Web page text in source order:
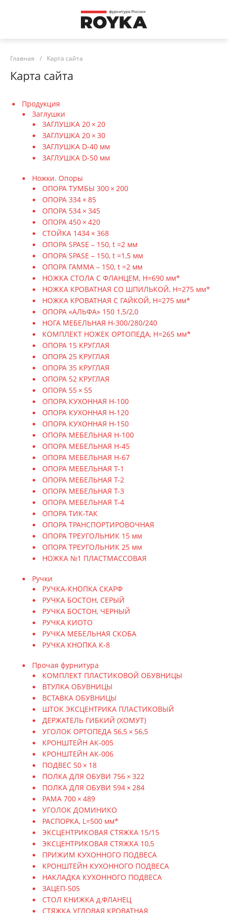
Главная / Карта сайта
Карта сайта
Продукция
Заглушки
ЗАГЛУШКА 20 × 20
ЗАГЛУШКА 20 × 30
ЗАГЛУШКА D-40 мм
ЗАГЛУШКА D-50 мм
Ножки. Опоры
ОПОРА ТУМБЫ 300 × 200
ОПОРА 334 × 85
ОПОРА 534 × 345
ОПОРА 450 × 420
СТОЙКА 1434 × 368
ОПОРА SPASE – 150, t =2 мм
ОПОРА SPASE – 150, t =1,5 мм
ОПОРА ГАММА – 150, t =2 мм
НОЖКА СТОЛА С ФЛАНЦЕМ, H=690 мм*
НОЖКА КРОВАТНАЯ СО ШПИЛЬКОЙ, H=275 мм*
НОЖКА КРОВАТНАЯ С ГАЙКОЙ, H=275 мм*
ОПОРА «АЛЬФА» 150 1,5/2,0
НОГА МЕБЕЛЬНАЯ Н-300/280/240
КОМПЛЕКТ НОЖЕК ОРТОПЕДА, H=265 мм*
ОПОРА 15 КРУГЛАЯ
ОПОРА 25 КРУГЛАЯ
ОПОРА 35 КРУГЛАЯ
ОПОРА 52 КРУГЛАЯ
ОПОРА 55 × 55
ОПОРА КУХОННАЯ Н-100
ОПОРА КУХОННАЯ Н-120
ОПОРА КУХОННАЯ Н-150
ОПОРА МЕБЕЛЬНАЯ Н-100
ОПОРА МЕБЕЛЬНАЯ Н-45
ОПОРА МЕБЕЛЬНАЯ Н-67
ОПОРА МЕБЕЛЬНАЯ Т-1
ОПОРА МЕБЕЛЬНАЯ Т-2
ОПОРА МЕБЕЛЬНАЯ Т-3
ОПОРА МЕБЕЛЬНАЯ Т-4
ОПОРА ТИК-ТАК
ОПОРА ТРАНСПОРТИРОВОЧНАЯ
ОПОРА ТРЕУГОЛЬНИК 15 мм
ОПОРА ТРЕУГОЛЬНИК 25 мм
НОЖКА №1 ПЛАСТМАССОВАЯ
Ручки
РУЧКА-КНОПКА СКАРФ
РУЧКА БОСТОН, СЕРЫЙ
РУЧКА БОСТОН, ЧЕРНЫЙ
РУЧКА КИОТО
РУЧКА МЕБЕЛЬНАЯ СКОБА
РУЧКА КНОПКА К-8
Прочая фурнитура
КОМПЛЕКТ ПЛАСТИКОВОЙ ОБУВНИЦЫ
ВТУЛКА ОБУВНИЦЫ
ВСТАВКА ОБУВНИЦЫ
ШТОК ЭКСЦЕНТРИКА ПЛАСТИКОВЫЙ
ДЕРЖАТЕЛЬ ГИБКИЙ (ХОМУТ)
УГОЛОК ОРТОПЕДА 56,5 × 56,5
КРОНШТЕЙН АК-005
КРОНШТЕЙН АК-006
ПОДВЕС 50 × 18
ПОЛКА ДЛЯ ОБУВИ 756 × 322
ПОЛКА ДЛЯ ОБУВИ 594 × 284
РАМА 700 × 489
УГОЛОК ДОМИНИКО
РАСПОРКА, L=500 мм*
ЭКСЦЕНТРИКОВАЯ СТЯЖКА 15/15
ЭКСЦЕНТРИКОВАЯ СТЯЖКА 10,5
ПРИЖИМ КУХОННОГО ПОДВЕСА
КРОНШТЕЙН КУХОННОГО ПОДВЕСА
НАКЛАДКА КУХОННОГО ПОДВЕСА
ЗАЦЕП-505
СТОЛ КНИЖКА д.ФЛАНЕЦ
СТЯЖКА УГЛОВАЯ КРОВАТНАЯ